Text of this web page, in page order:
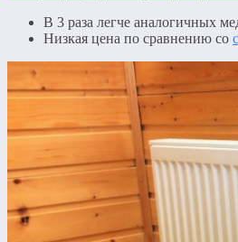
В 3 раза легче аналогичных
Низкая цена по сравнению со